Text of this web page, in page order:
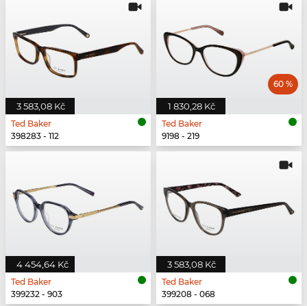
3 583,08 Kč
Ted Baker
398283 - 112
1 830,28 Kč
60 %
Ted Baker
9198 - 219
4 454,64 Kč
Ted Baker
399232 - 903
3 583,08 Kč
Ted Baker
399208 - 068